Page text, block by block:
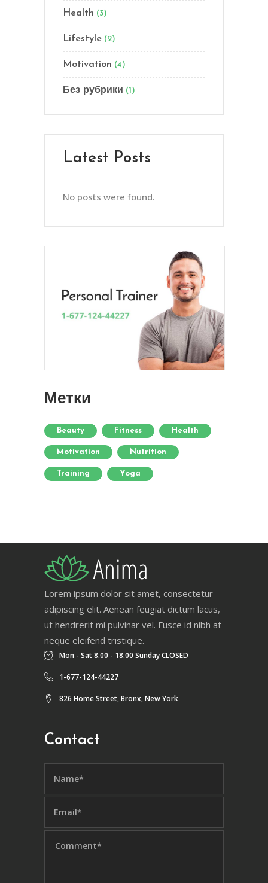
Health (3)
Lifestyle (2)
Motivation (4)
Без рубрики (1)
Latest Posts
No posts were found.
Метки
Beauty Fitness Health
Motivation Nutrition
Training Yoga
Lorem ipsum dolor sit amet, consectetur
adipiscing elit. Aenean feugiat dictum lacus,
ut hendrerit mi pulvinar vel. Fusce id nibh at
neque eleifend tristique.
Mon - Sat 8.00 - 18.00 Sunday CLOSED
1-677-124-44227
826 Home Street, Bronx, New York
Contact